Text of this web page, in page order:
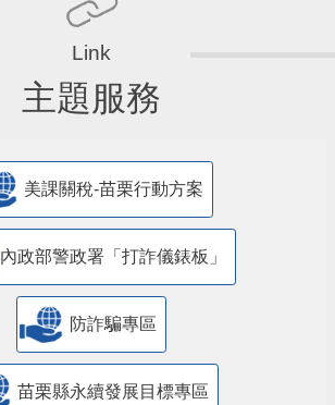
主題服務
美課關稅-苗栗行動方案
內政部警政署「打詐儀錶板」
防詐騙專區
苗栗縣永續發展目標專區